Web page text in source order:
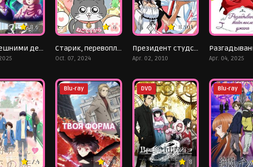
8.6
С нынешними детективами ничего не поделаешь
6
Старик, перевоплотившийся в кота
Oct. 07, 2024
8.501
Президент студсовета — горничная!
Apr. 02, 2010 Apr. 04, 2025
7.4 5.8
Blu-ray
8
DVD Blu-ray